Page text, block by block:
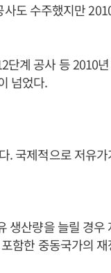
도 수주했지만
단계 공사 등 2010
넘었다.
. 국제적으로 저유
생산량을 늘릴 경우
함한 중동국가의